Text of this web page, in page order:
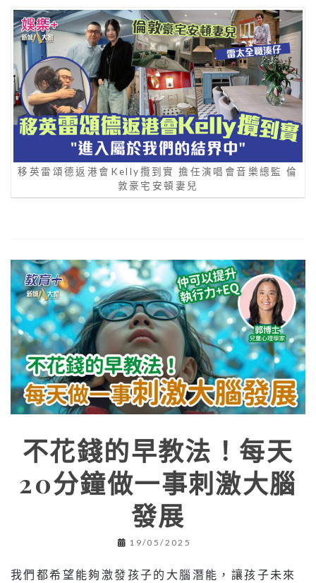
移英雷頌德返港會Kelly攬到實 擔任演唱會音樂總監 倫
敦豪宅安頓妻兒
不花錢的早教法！每天
20分鐘做一事刺激大腦
發展
19/05/2025
我們都希望能夠激發孩子的大腦潛能，讓孩子未來